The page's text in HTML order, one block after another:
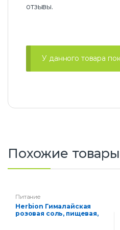
отзывы.
У данного товара
Похожие товары
Питание
Herbion Гималайская
розовая соль, пищевая,